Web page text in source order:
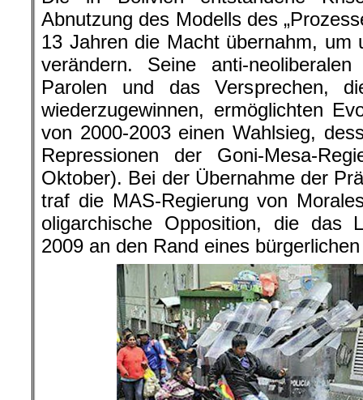
Abnutzung des Modells des
13 Jahren die Macht übernahm, um
verändern. Seine anti-
Parolen und das Versprechen,
wiederzugewinnen, ermöglichten
von 2000-2003 einen Wahlsieg,
Repressionen der Goni-Mesa-
Oktober). Bei der Übernahme der
traf die MAS-Regierung von
oligarchische Opposition, die das
2009 an den Rand eines